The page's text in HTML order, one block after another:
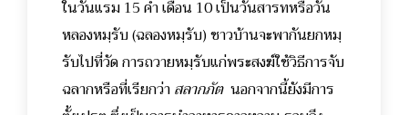
ในวันแรม 15 ค่ำ เดือน 10 เป็นวันสารทหรือวัน
หลองหมฺรับ (ฉลองหมฺรับ) ชาวบ้านจะพากันยกหมฺ
รับไปที่วัด การถวายหมฺรับแก่พระสงฆ์ใช้วิธีการจับ
ฉลากหรือที่เรียกว่าสลากภัตนอกจากนี้ยังมีการ